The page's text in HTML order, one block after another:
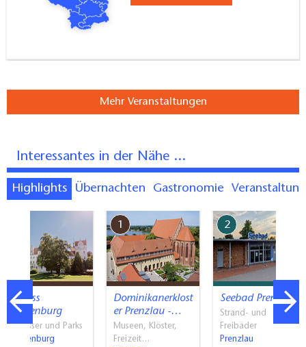
Mehr Veranstaltungen
Interessantes in der Nähe ...
Highlights Übernachten Gastronomie
Schloss
Boitzenburg
Schlösser und Parks
Boitzenburg
1
Dominikanerklost
er Prenzlau -…
Museen, Klöster,
Freizeit…
2
Seebad Prenzlau
Strand- und
Freibäder
Prenzlau